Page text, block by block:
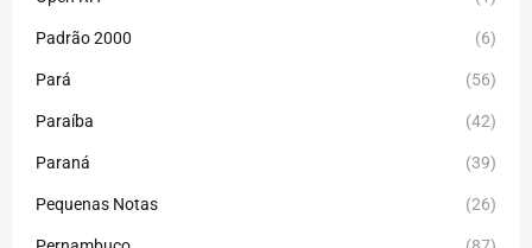
Padrão 2000 (6)
Pará (56)
Paraíba (42)
Paraná (39)
Pequenas Notas (26)